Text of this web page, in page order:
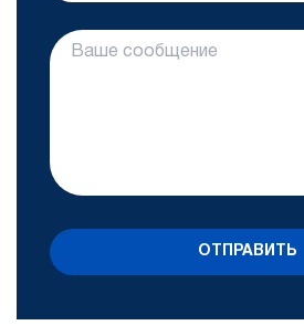
ОТПРАВИТЬ